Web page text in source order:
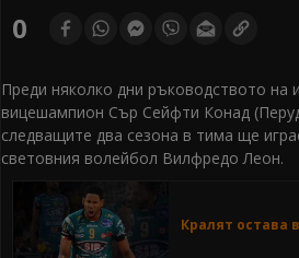
0
Преди няколко дни ръководството на
вицешампион Сър Сейфти Конад
следващите два сезона в тима ще
световния волейбол Вилфредо Леон.
Кралят остава